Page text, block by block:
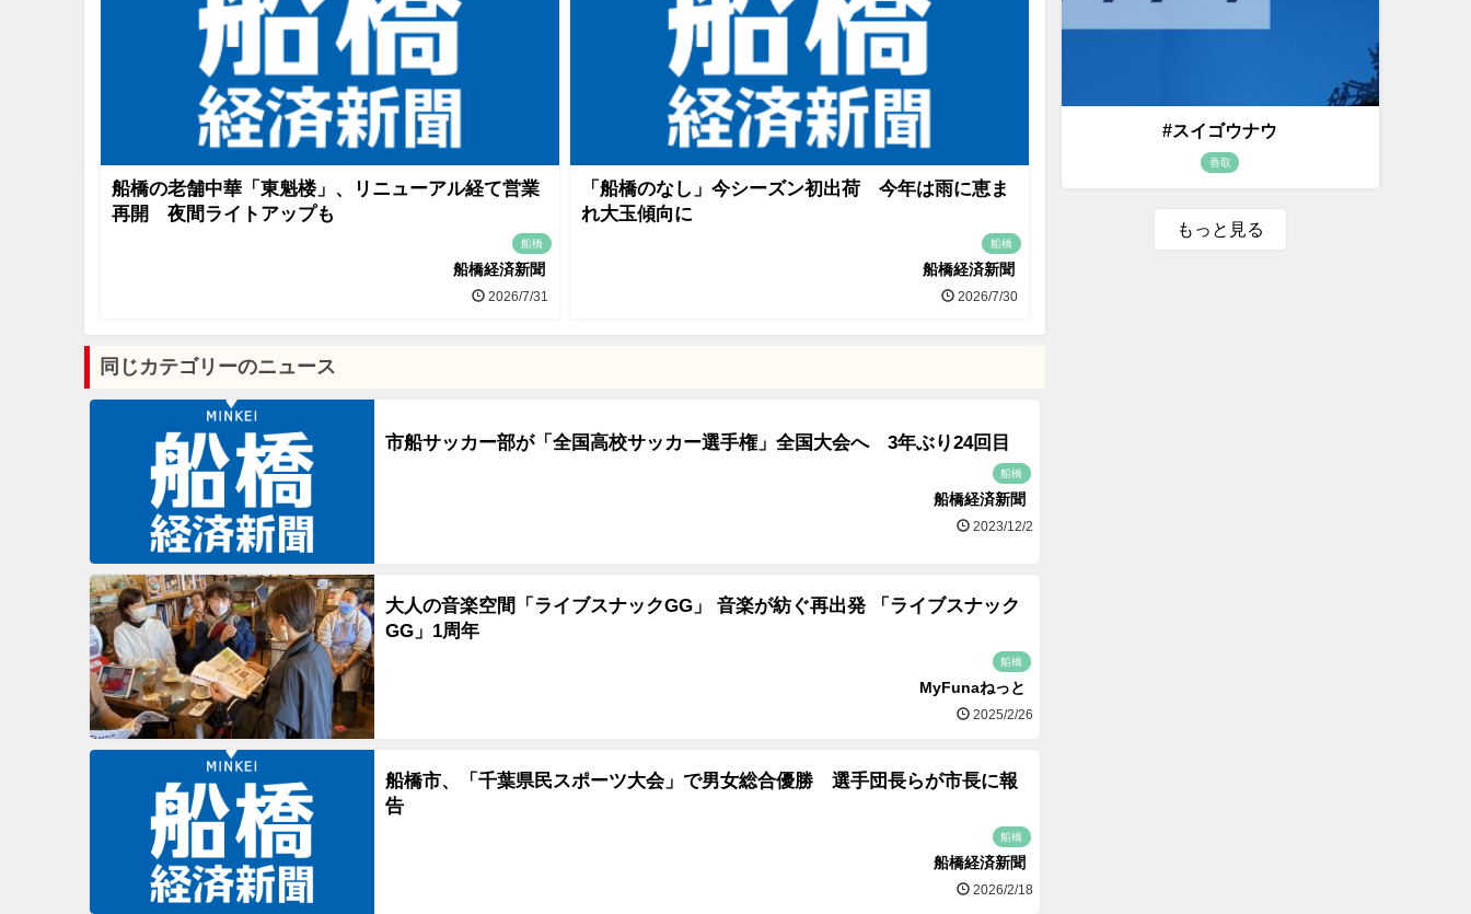
船橋の老舗中華「東魁楼」、リニューアル経て営業
再開 夜間ライトアップも
船橋
船橋経済新聞
2026/7/31
「船橋のなし」今シーズン初出荷 今年は雨に恵ま
れ大玉傾向に
船橋
船橋経済新聞
2026/7/30
同じカテゴリーのニュース
市船サッカー部が「全国高校サッカー選手権」全国大会へ 3年ぶり24回目
船橋
船橋経済新聞
2023/12/2
大人の音楽空間「ライブスナックGG」 音楽が紡ぐ再出発 「ライブスナック
GG」1周年
船橋
MyFunaねっと
2025/2/26
船橋市、「千葉県民スポーツ大会」で男女総合優勝 選手団長らが市長に報
告
船橋
船橋経済新聞
2026/2/18
#スイゴウナウ
香取
もっと見る